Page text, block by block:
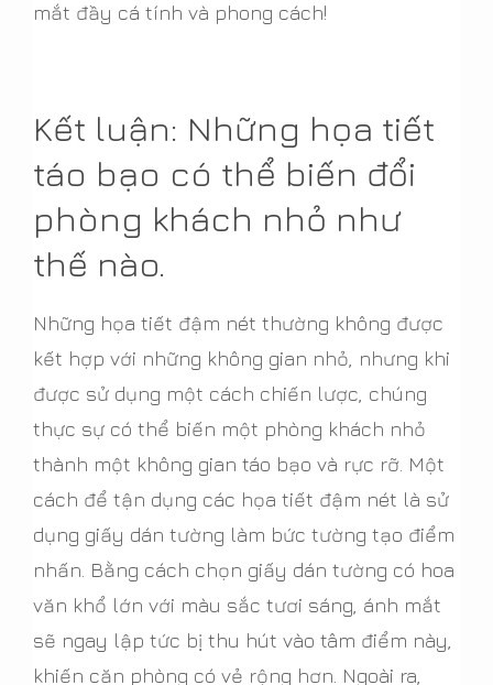
mắt đầy cá tính và phong cách!
Kết luận: Những họa tiết
táo bạo có thể biến đổi
phòng khách nhỏ như
thế nào.
Những họa tiết đậm nét thường không được
kết hợp với những không gian nhỏ, nhưng khi
được sử dụng một cách chiến lược, chúng
thực sự có thể biến một phòng khách nhỏ
thành một không gian táo bạo và rực rỡ. Một
cách để tận dụng các họa tiết đậm nét là sử
dụng giấy dán tường làm bức tường tạo điểm
nhấn. Bằng cách chọn giấy dán tường có hoa
văn khổ lớn với màu sắc tươi sáng, ánh mắt
sẽ ngay lập tức bị thu hút vào tâm điểm này,
khiến căn phòng có vẻ rộng hơn. Ngoài ra,